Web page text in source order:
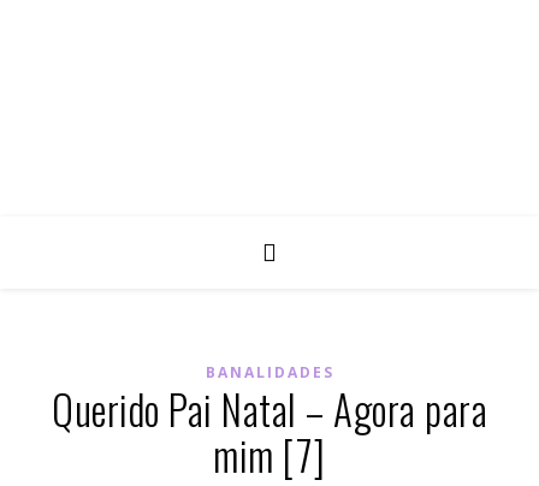
BANALIDADES
Querido Pai Natal – Agora para
mim [7]